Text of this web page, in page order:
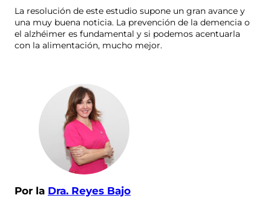
La resolución de este estudio supone un gran avance y
una muy buena noticia. La prevención de la demencia o
el alzhéimer es fundamental y si podemos acentuarla
con la alimentación, mucho mejor.
Por la Dra. Reyes Bajo